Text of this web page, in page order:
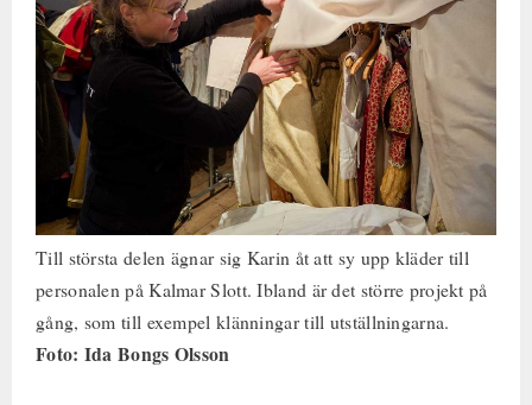
Till största delen ägnar sig Karin åt att sy upp kläder till
personalen på Kalmar Slott. Ibland är det större projekt på
gång, som till exempel klänningar till utställningarna.
Foto: Ida Bongs Olsson